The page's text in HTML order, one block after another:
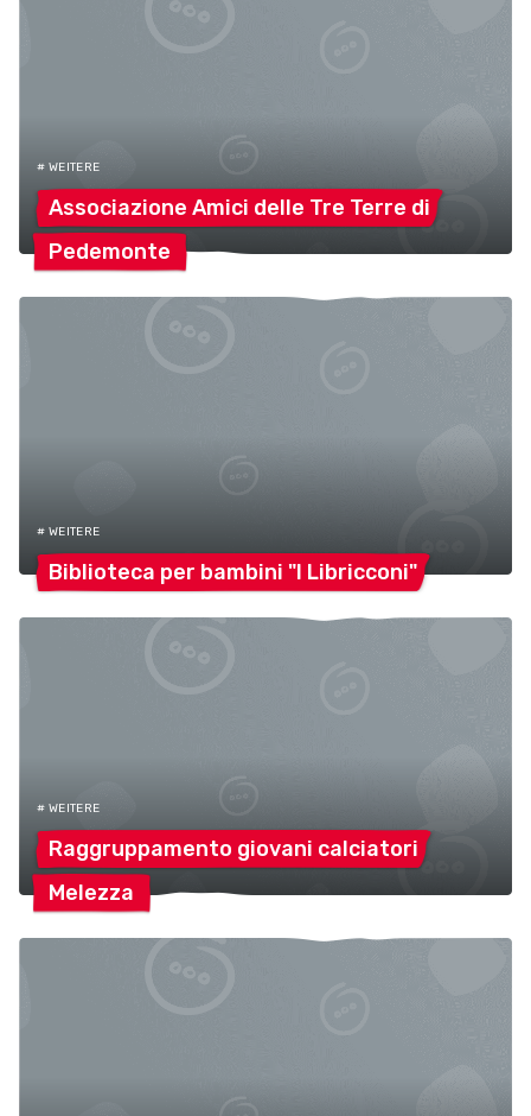
# WEITERE
Associazione Amici delle Tre Terre di
Pedemonte
# WEITERE
Biblioteca per bambini "I Libricconi"
# WEITERE
Raggruppamento giovani calciatori
Melezza